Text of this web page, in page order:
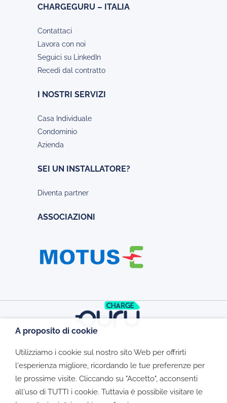
CHARGEGURU – ITALIA
Contattaci
Lavora con noi
Seguici su LinkedIn
Recedi dal contratto
I NOSTRI SERVIZI
Casa Individuale
Condominio
Azienda
SEI UN INSTALLATORE?
Diventa partner
ASSOCIAZIONI
©2026 - CGV - Informativa Privacy -
Cookie Policy
A proposito di cookie
Utilizziamo i cookie sul nostro sito Web per offrirti
l'esperienza migliore, ricordando le tue preferenze per
le prossime visite. Cliccando su "Accetto", acconsenti
all'uso di TUTTI i cookie. Tuttavia è possibile visitare le